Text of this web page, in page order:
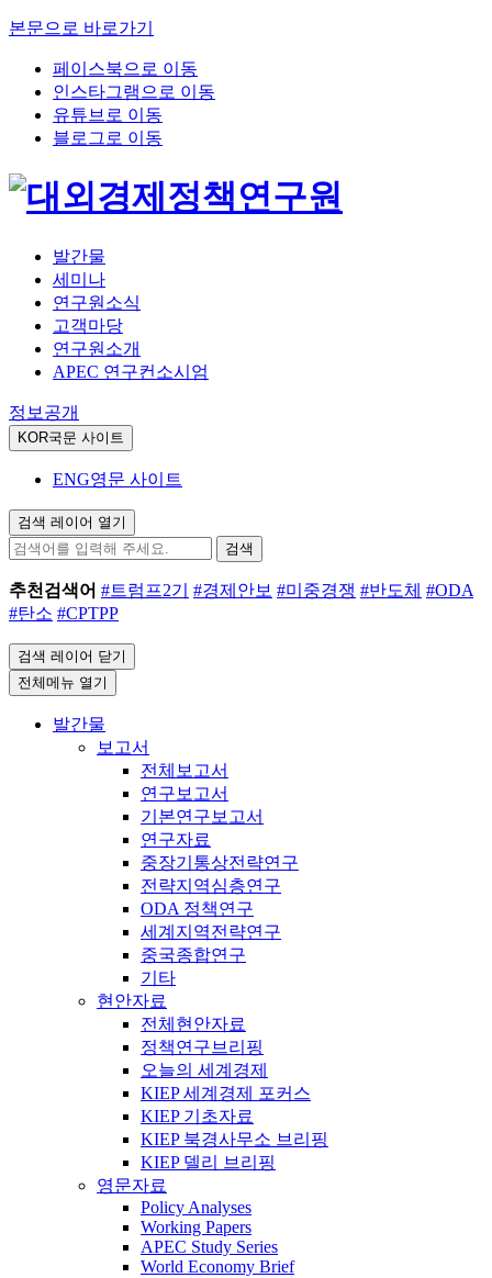
본문으로 바로가기
페이스북으로 이동
인스타그램으로 이동
유튜브로 이동
블로그로 이동
발간물
세미나
연구원소식
고객마당
연구원소개
APEC 연구컨소시엄
정보공개
KOR국문 사이트
ENG영문 사이트
검색 레이어 열기
검색
추천검색어 #트럼프2기 #경제안보 #미중경쟁 #반도체 #ODA
#탄소 #CPTPP
검색 레이어 닫기
전체메뉴 열기
발간물
보고서
전체보고서
연구보고서
기본연구보고서
연구자료
중장기통상전략연구
전략지역심층연구
ODA 정책연구
세계지역전략연구
중국종합연구
기타
현안자료
전체현안자료
정책연구브리핑
오늘의 세계경제
KIEP 세계경제 포커스
KIEP 기초자료
KIEP 북경사무소 브리핑
KIEP 델리 브리핑
영문자료
Policy Analyses
Working Papers
APEC Study Series
World Economy Brief